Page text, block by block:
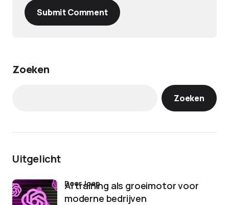
Submit Comment
Zoeken
Zoeken
Uitgelicht
AI training als groeimotor voor
moderne bedrijven
door Joep